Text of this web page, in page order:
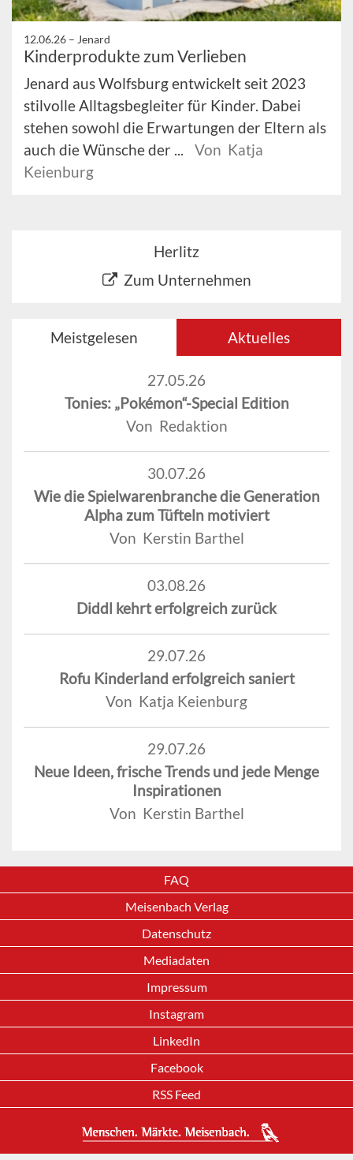
12.06.26 – Jenard
Kinderprodukte zum Verlieben
Jenard aus Wolfsburg entwickelt seit 2023
stilvolle Alltagsbegleiter für Kinder. Dabei
stehen sowohl die Erwartungen der Eltern als
auch die Wünsche der ...
Von Katja
Keienburg
Herlitz
Zum Unternehmen
Meistgelesen Aktuelles
27.05.26
Tonies: „Pokémon“-Special Edition
Von Redaktion
30.07.26
Wie die Spielwarenbranche die Generation
Alpha zum Tüfteln motiviert
Von Kerstin Barthel
03.08.26
Diddl kehrt erfolgreich zurück
29.07.26
Rofu Kinderland erfolgreich saniert
Von Katja Keienburg
29.07.26
Neue Ideen, frische Trends und jede Menge
Inspirationen
Von Kerstin Barthel
FAQ
Meisenbach Verlag
Datenschutz
Mediadaten
Impressum
Instagram
LinkedIn
Facebook
RSS Feed